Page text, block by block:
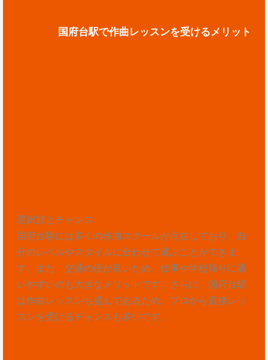
国府台駅で作曲レッスンを受けるメリット
選択肢とチャンス
国府台駅には多くの作曲スクールが点在しており、自
分のレベルやスタイルに合わせて選ぶことができま
す。また、交通の便が良いため、仕事や学校帰りに通
いやすいのも大きなメリットです。さらに、国府台駅
は作曲レッスンも盛んであるため、プロから直接レッ
スンを受けるチャンスも多いです。